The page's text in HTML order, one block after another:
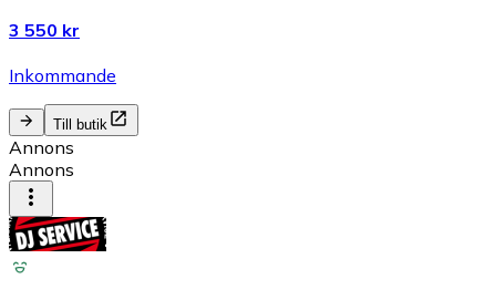
3 550 kr
Inkommande
Till butik
Annons
Annons